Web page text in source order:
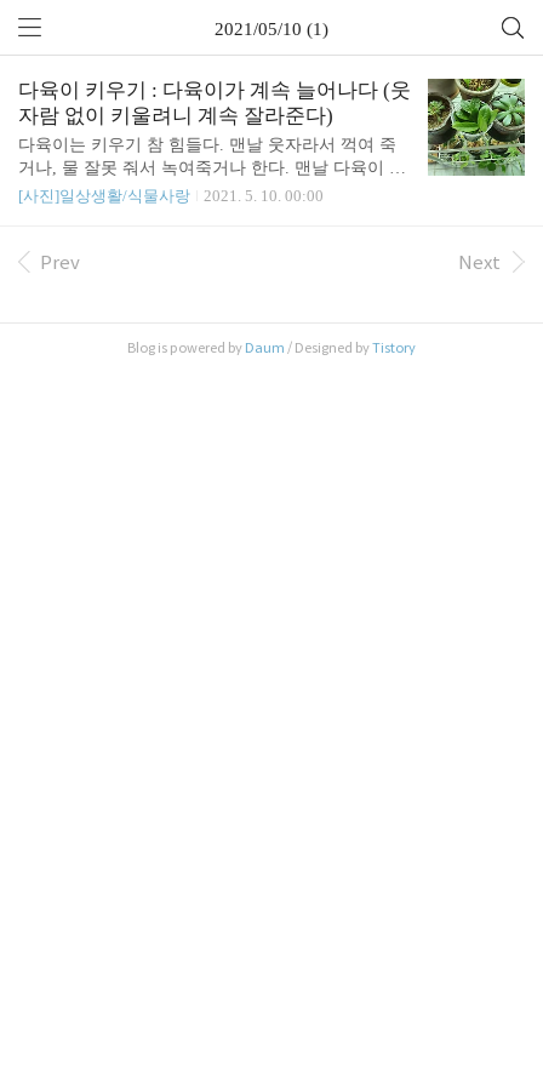
2021/05/10 (1)
다육이 키우기 : 다육이가 계속 늘어나다 (웃
자람 없이 키울려니 계속 잘라준다)
다육이는 키우기 참 힘들다. 맨날 웃자라서 꺽여 죽
거나, 물 잘못 줘서 녹여죽거나 한다. 맨날 다육이 키
우고 죽이기를 반복하다가, 뭔가 알게 됐다. 다육이
석들이었는데, 싹이 나면 잘라서 다른 화분에 심어줬
에 심어봤다. 다육이 개체수가 계속 늘어난다.
[사진]일상생활/식물사랑 2021. 5. 10. 00:00
Prev Next
Blog is powered by Daum / Designed byTistory